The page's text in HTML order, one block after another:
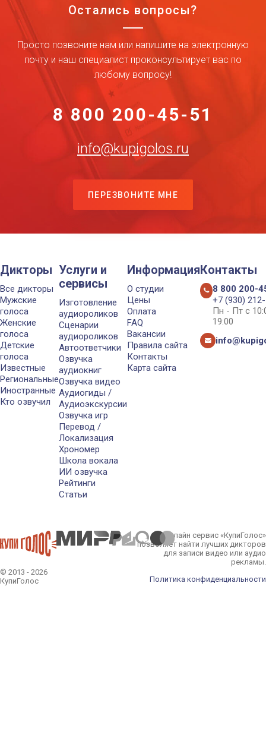
Остались вопросы?
Просто позвоните нам или напишите на электронную
почту и наш специалист проконсультирует вас по
любому вопросу!
8 800 200-45-51
info@kupigolos.ru
ПЕРЕЗВОНИТЕ МНЕ
Дикторы
Все дикторы
Мужские
голоса
Женские
голоса
Детские
голоса
Известные
Региональные
Иностранные
Кто озвучил
Услуги и
сервисы
Изготовление
аудиороликов
Сценарии
аудиороликов
Автоответчики
Озвучка
аудиокниг
Озвучка видео
Аудиогиды /
Аудиоэкскурсии
Озвучка игр
Перевод /
Локализация
Хрономер
Школа вокала
ИИ озвучка
Рейтинги
Статьи
Информация
О студии
Цены
Оплата
FAQ
Вакансии
Правила сайта
Контакты
Карта сайта
Контакты
8 800 200-
+7 (930)
Пн - Пт с
19:00
© 2013 - 2026
КупиГолос
Онлайн сервис «КупиГолос»
позволяет найти лучших дикторов
для записи видео или аудио
рекламы.
Политика конфиденциальности